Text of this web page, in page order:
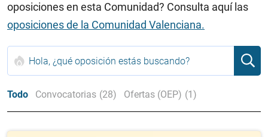
oposiciones en esta Comunidad? Consulta aquí las
oposiciones de la Comunidad Valenciana.
Todo Convocatorias (28) Ofertas (OEP) (1)